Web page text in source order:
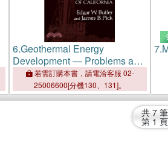
6.Geothermal Energy
Development ― Problems and
Prospects in the Imperial
Valley of California
若需訂購本書，請電洽客服 02-
25006600[分機130、131]。
7.
共 7 筆
第 1 頁